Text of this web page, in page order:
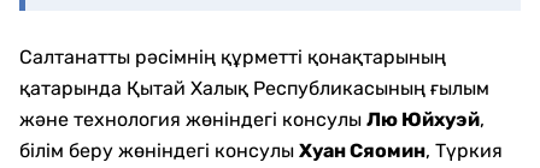
Салтанатты рәсімнің құрметті қонақтарының
қатарында Қытай Халық Республикасының ғылым
және технология жөніндегі консулы Лю Юйхуэй,
білім беру жөніндегі консулы Хуан Сяомин, Түркия